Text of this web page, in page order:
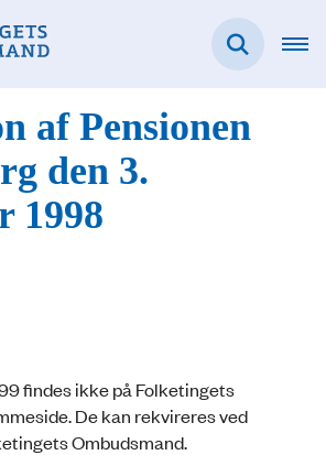
af Pensionen
den 3.
1998
findes ikke på Folketingets
De kan rekvireres ved
Ombudsmand.